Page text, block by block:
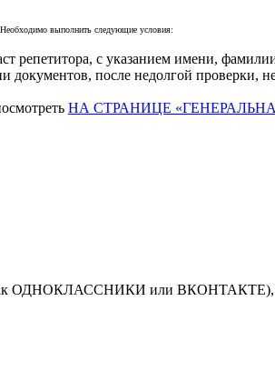
. Необходимо выполнить следующие условия:
с указанием имени,
после недолгой проверки,
НА СТРАНИЦЕ
как ОДНОКЛАССНИКИ или ВКОНТАКТЕ),